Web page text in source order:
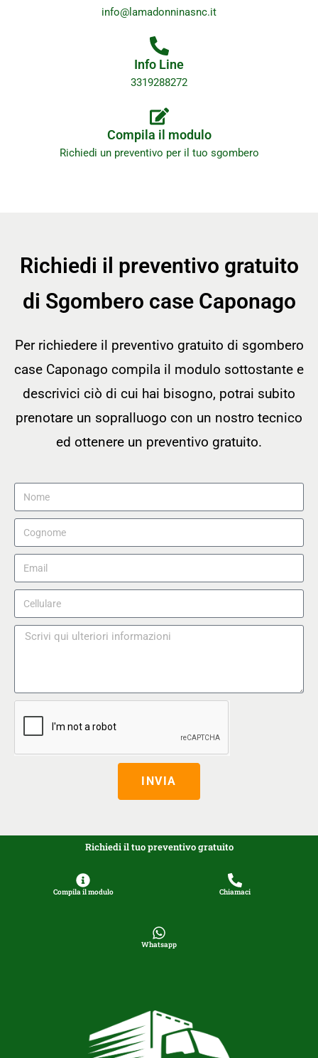
info@lamadonninasnc.it
Info Line
3319288272
Compila il modulo
Richiedi un preventivo per il tuo sgombero
Richiedi il preventivo gratuito
di Sgombero case Caponago
Per richiedere il preventivo gratuito di sgombero
case Caponago compila il modulo sottostante e
descrivici ciò di cui hai bisogno, potrai subito
prenotare un sopralluogo con un nostro tecnico
ed ottenere un preventivo gratuito.
INVIA
Richiedi il tuo preventivo gratuito
Compila il modulo Chiamaci
Whatsapp